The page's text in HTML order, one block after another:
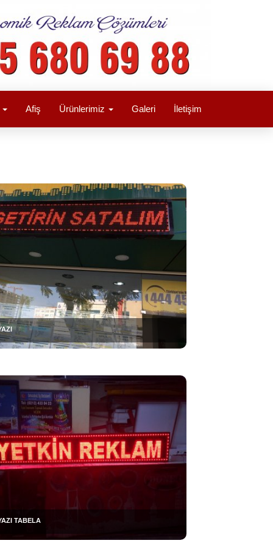
Afiş Ürünlerimiz Galeri İletişim
TABELA